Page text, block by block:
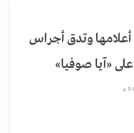
وتدق أجراس
«آيا صوفيا»